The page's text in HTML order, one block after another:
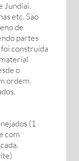
Jundiai,
etc. São
de
partes
construída
o
ordem,
(1
com